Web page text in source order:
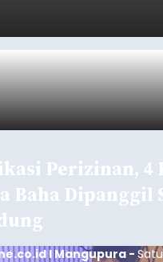
Perizinan, 4
Baha Dipanggil
I Mangupura -